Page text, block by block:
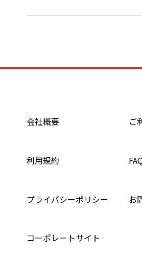
会社概要 ご
利用規約
プライバシーポリシー お
コーポレートサイト